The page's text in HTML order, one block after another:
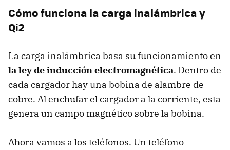
Cómo funciona la carga inalámbrica y
Qi2
La carga inalámbrica basa su funcionamiento en
la ley de inducción electromagnética. Dentro de
cada cargador hay una bobina de alambre de
cobre. Al enchufar el cargador a la corriente, esta
genera un campo magnético sobre la bobina.
Ahora vamos a los teléfonos. Un teléfono